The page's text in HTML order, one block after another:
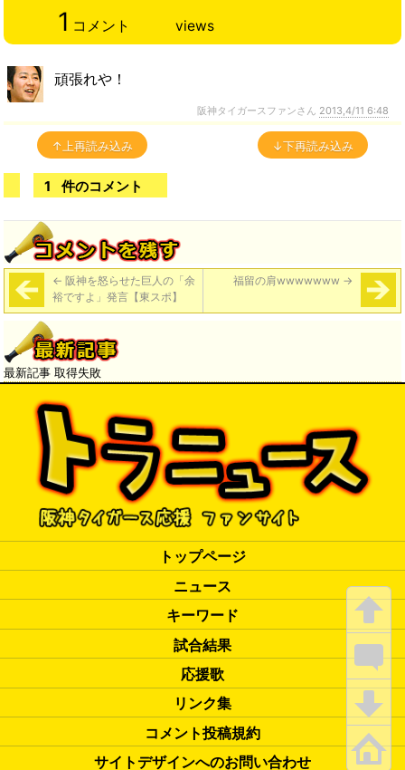
1 コメント views
頑張れや！
阪神タイガースファンさん 2013,4/11 6:48
↑上再読み込み ↓下再読み込み
1 件のコメント
← 阪神を怒らせた巨人の「余
裕ですよ」発言【東スポ】
福留の肩wwwwwww →
最新記事 取得失敗
トップページ
ニュース
キーワード
試合結果
応援歌
リンク集
コメント投稿規約
サイトデザインへのお問い合わせ